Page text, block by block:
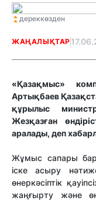
дереккөзден
ЖАҢАЛЫҚТАР
«Қазақмыс»
Артықбаев
құрылыс
Жезқазған
аралады, деп
Жұмыс сапары
іске асыру
өнеркәсіптік
жаңғырту және